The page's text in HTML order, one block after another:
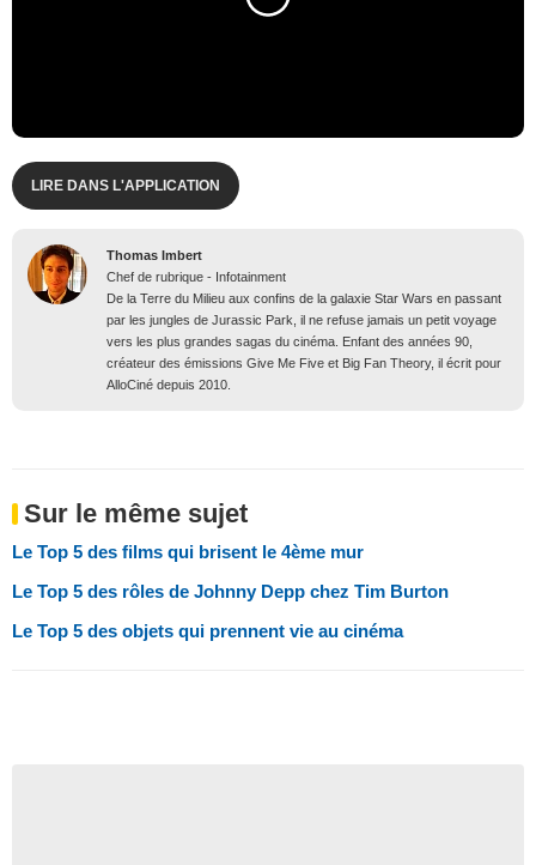
LIRE DANS L'APPLICATION
Thomas Imbert
Chef de rubrique - Infotainment
De la Terre du Milieu aux confins de la galaxie Star Wars en passant
par les jungles de Jurassic Park, il ne refuse jamais un petit voyage
vers les plus grandes sagas du cinéma. Enfant des années 90,
créateur des émissions Give Me Five et Big Fan Theory, il écrit pour
AlloCiné depuis 2010.
Sur le même sujet
Le Top 5 des films qui brisent le 4ème mur
Le Top 5 des rôles de Johnny Depp chez Tim Burton
Le Top 5 des objets qui prennent vie au cinéma